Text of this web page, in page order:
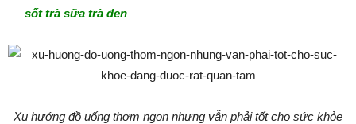
sốt trà sữa trà đen
Xu hướng đồ uống thơm ngon nhưng vẫn phải tốt cho sức khỏe